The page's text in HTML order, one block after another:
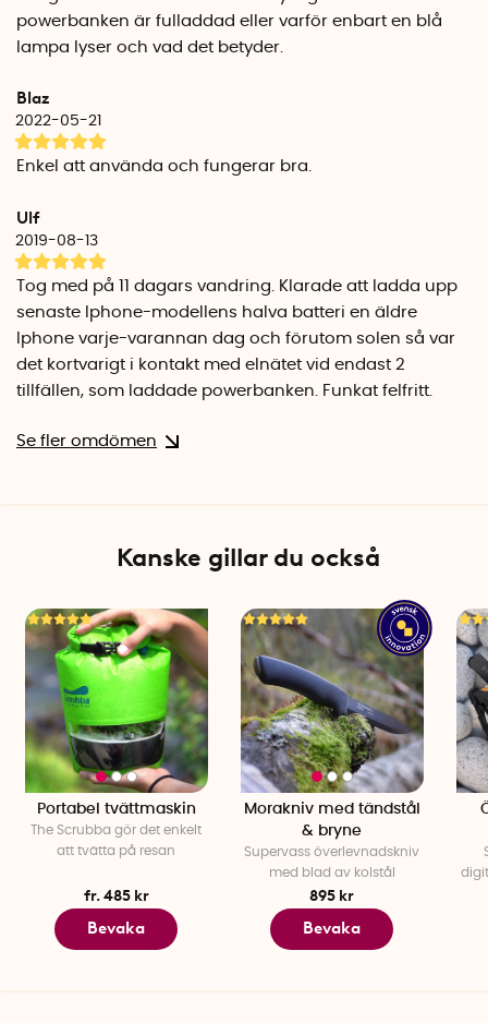
Powerbank med solcell 10000mAh
(USB-A 3A, USB-C 3A). Solpanel 5V/300mA. Ficklampa. Mått:
Powerbank med solcell 16000mAh
Laddar en smartphone 6 gånger.
59.2 Wh. Två USB utgångar
(2.4 A / 1.0 A). Solpanel 1.4 W/280mA. Ficklampa: 4st kraftiga
Powerbank med solcell 24000mAh
Laddar en smartphone 9 gånger. 88.8 Wh. Två USB A
utgångar (2 A / Quick Charge 3.0: 5V/3A, 9V/2A, 12V/1.5A). En
USB C utgång (3A). Solpanel 2.0 W/400 mA. Ficklampa: 1 st
kraftig LED lampa. Mått: 180 x 89 x 30 mm. Vikt: ca 550 g.
powerbanken är fulladdad eller varför enbart en blå
lampa lyser och vad det betyder.
Blaz
2022-05-21
Enkel att använda och fungerar bra.
Ulf
2019-08-13
Tog med på 11 dagars vandring. Klarade att ladda upp
senaste Iphone-modellens halva batteri en äldre
Iphone varje-varannan dag och förutom solen så var
det kortvarigt i kontakt med elnätet vid endast 2
tillfällen, som laddade powerbanken. Funkat felfritt.
Se fler omdömen
Kanske gillar du också
Portabel tvättmaskin
The Scrubba gör det enkelt
att tvätta på resan
fr. 485 kr
Bevaka
Morakniv med tändstål
& bryne
Supervass överlevnadskniv
med blad av kolstål
895 kr
Bevaka